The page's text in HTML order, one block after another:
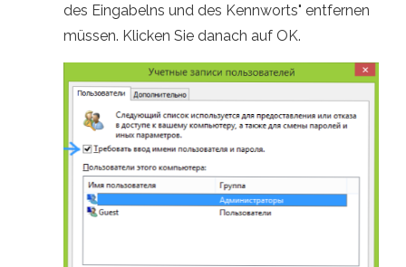
des Eingabelns und des Kennworts" entfernen
müssen. Klicken Sie danach auf OK.